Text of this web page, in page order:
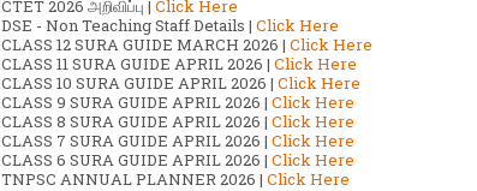
CTET 2026 அறிவிப்பு | Click Here
DSE - Non Teaching Staff Details | Click Here
CLASS 12 SURA GUIDE MARCH 2026 | Click Here
CLASS 11 SURA GUIDE APRIL 2026 | Click Here
CLASS 10 SURA GUIDE APRIL 2026 | Click Here
CLASS 9 SURA GUIDE APRIL 2026 | Click Here
CLASS 8 SURA GUIDE APRIL 2026 | Click Here
CLASS 7 SURA GUIDE APRIL 2026 | Click Here
CLASS 6 SURA GUIDE APRIL 2026 | Click Here
TNPSC ANNUAL PLANNER 2026 | Click Here